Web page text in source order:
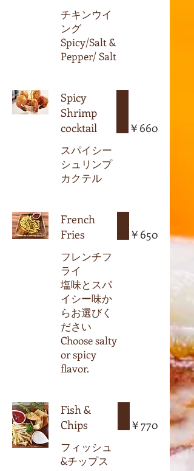
チキンウイ
ング
Spicy/Salt &
Pepper/ Salt
Spicy
Shrimp
cocktail
スパイシー
シュリンプ
カクテル
￥660
French
Fries
フレンチフ
ライ
塩味とスパ
イシー味か
らお選びく
ださい
Choose salty
or spicy
flavor.
￥650
Fish &
Chips
フィッシュ
&チップス
￥770